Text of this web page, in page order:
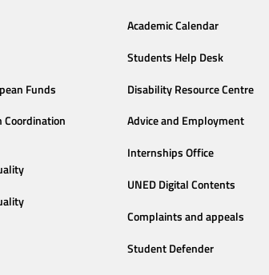
Funds
Academic Calendar
Students Help Desk
Disability Resource Centre
Advice and Employment
Internships Office
UNED Digital Contents
Complaints and appeals
Student Defender